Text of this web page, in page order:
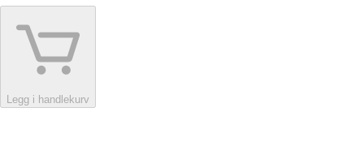
Legg i handlekurv